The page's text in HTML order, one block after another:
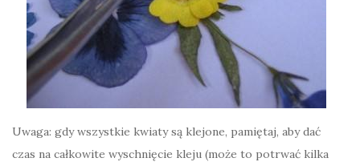
Uwaga: gdy wszystkie kwiaty są klejone, pamiętaj, aby dać
czas na całkowite wyschnięcie kleju (może to potrwać kilka